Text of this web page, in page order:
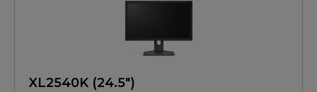
XL2540K (24.5")